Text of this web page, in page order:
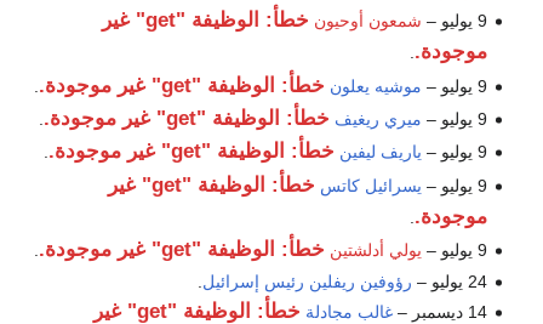
9 يوليو –
شمعون أوحيون
خطأ: الوظيفة "get" غير
موجودة.
9 يوليو –
موشيه يعلون خطأ: الوظيفة "get" غير موجودة.
9 يوليو –
ميري ريغيف خطأ: الوظيفة "get" غير موجودة.
9 يوليو –
ياريف ليفين خطأ: الوظيفة "get" غير موجودة.
.
9 يوليو –
يسرائيل كاتس
خطأ: الوظيفة "get" غير
موجودة.
9 يوليو –
يولي أدلشتين خطأ: الوظيفة "get" غير موجودة.
24 يوليو –
رؤوفين ريفلين رئيس إسرائيل
14 ديسمبر –
غالب مجادلة
خطأ: الوظيفة "get" غير